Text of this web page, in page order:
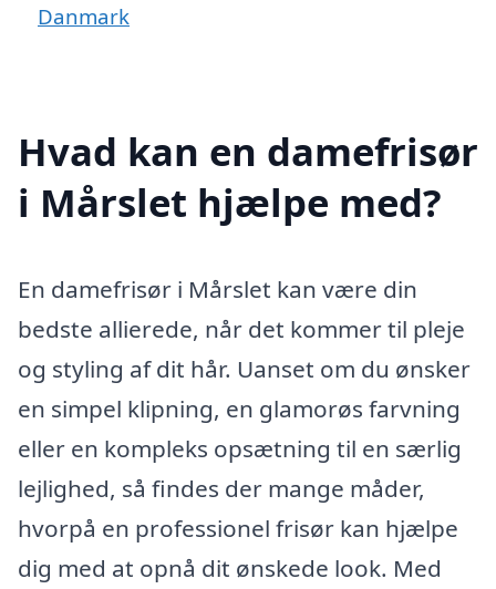
Danmark
Hvad kan en damefrisør
i Mårslet hjælpe med?
En damefrisør i Mårslet kan være din
bedste allierede, når det kommer til pleje
og styling af dit hår. Uanset om du ønsker
en simpel klipning, en glamorøs farvning
eller en kompleks opsætning til en særlig
lejlighed, så findes der mange måder,
hvorpå en professionel frisør kan hjælpe
dig med at opnå dit ønskede look. Med